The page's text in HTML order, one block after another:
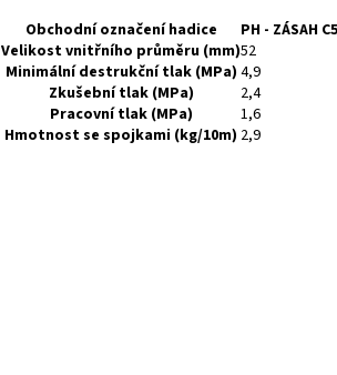
Obchodní označení hadice
PH - ZÁSAH
Velikost vnitřního průměru (mm)52
Minimální destrukční tlak (MPa) 4,9
Zkušební tlak (MPa)
2,4
Pracovní tlak (MPa)
1,6
Hmotnost se spojkami (kg/10m) 2,9